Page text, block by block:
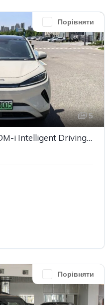
Порівняти
5
BYD Sea Lion 05 2025 DM-i Intelligent Driving Edition 115KM
Порівняти